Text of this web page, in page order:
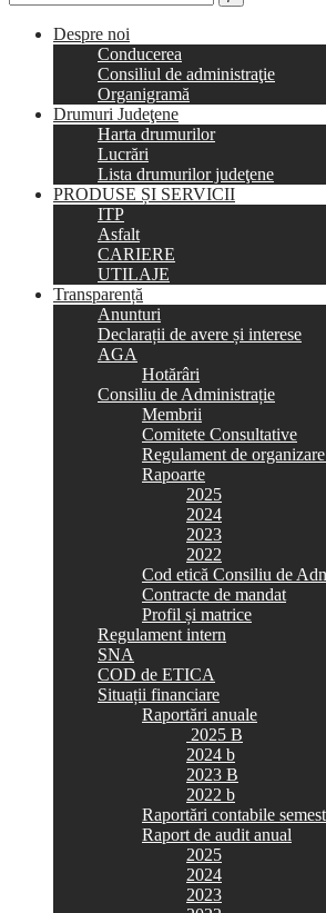
Despre noi
Conducerea
Consiliul de administraţie
Organigramă
Drumuri Judeţene
Harta drumurilor
Lucrări
Lista drumurilor judeţene
PRODUSE ȘI SERVICII
ITP
Asfalt
CARIERE
UTILAJE
Transparență
Anunturi
Declarații de avere și interese
AGA
Hotărâri
Consiliu de Administrație
Membrii
Comitete Consultative
Regulament de
Rapoarte
2025
2024
2023
2022
Cod etică Consiliu de
Contracte de mandat
Profil și matrice
Regulament intern
SNA
COD de ETICA
Situații financiare
Raportări anuale
2025 B
2024 b
2023 B
2022 b
Raportări contabile
Raport de audit anual
2025
2024
2023